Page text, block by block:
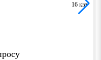
16 квт